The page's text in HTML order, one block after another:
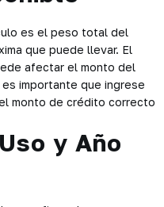
es el peso total del
que puede llevar. El
afectar el monto del
importante que ingrese
monto de crédito correcto
y Año